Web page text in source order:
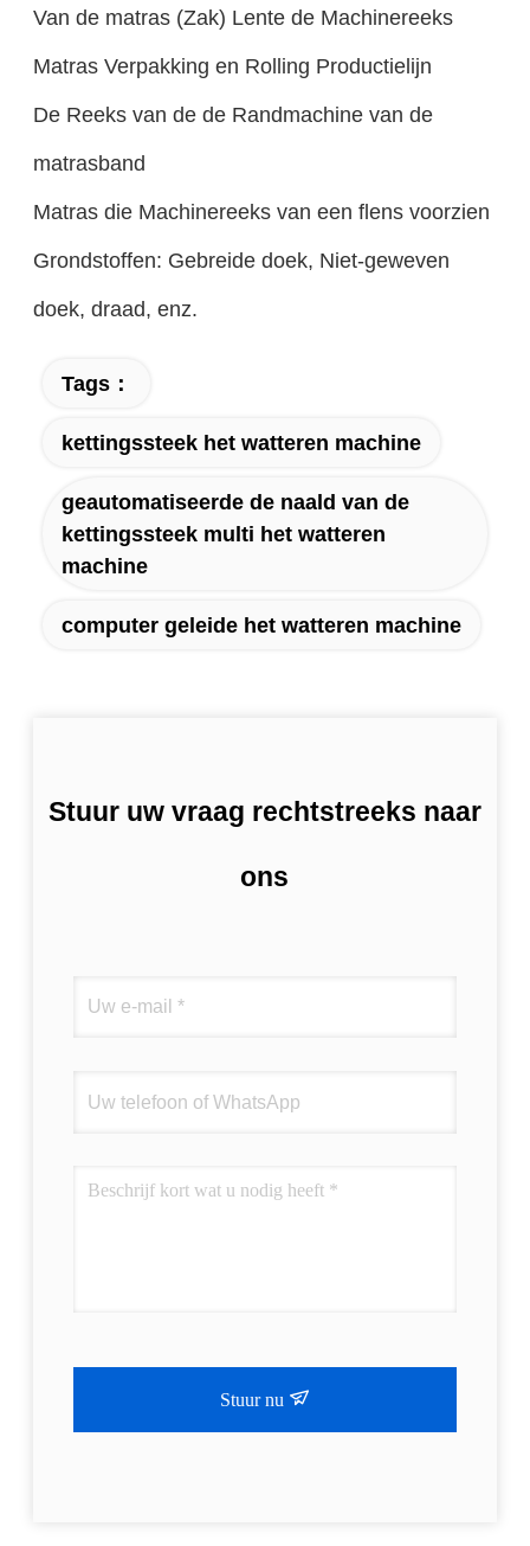
Van de matras (Zak) Lente de Machinereeks
Matras Verpakking en Rolling Productielijn
De Reeks van de de Randmachine van de
matrasband
Matras die Machinereeks van een flens voorzien
Grondstoffen: Gebreide doek, Niet-geweven
doek, draad, enz.
Tags：
kettingssteek het watteren machine
geautomatiseerde de naald van de
kettingssteek multi het watteren
machine
computer geleide het watteren machine
Stuur uw vraag rechtstreeks naar
ons
Stuur nu